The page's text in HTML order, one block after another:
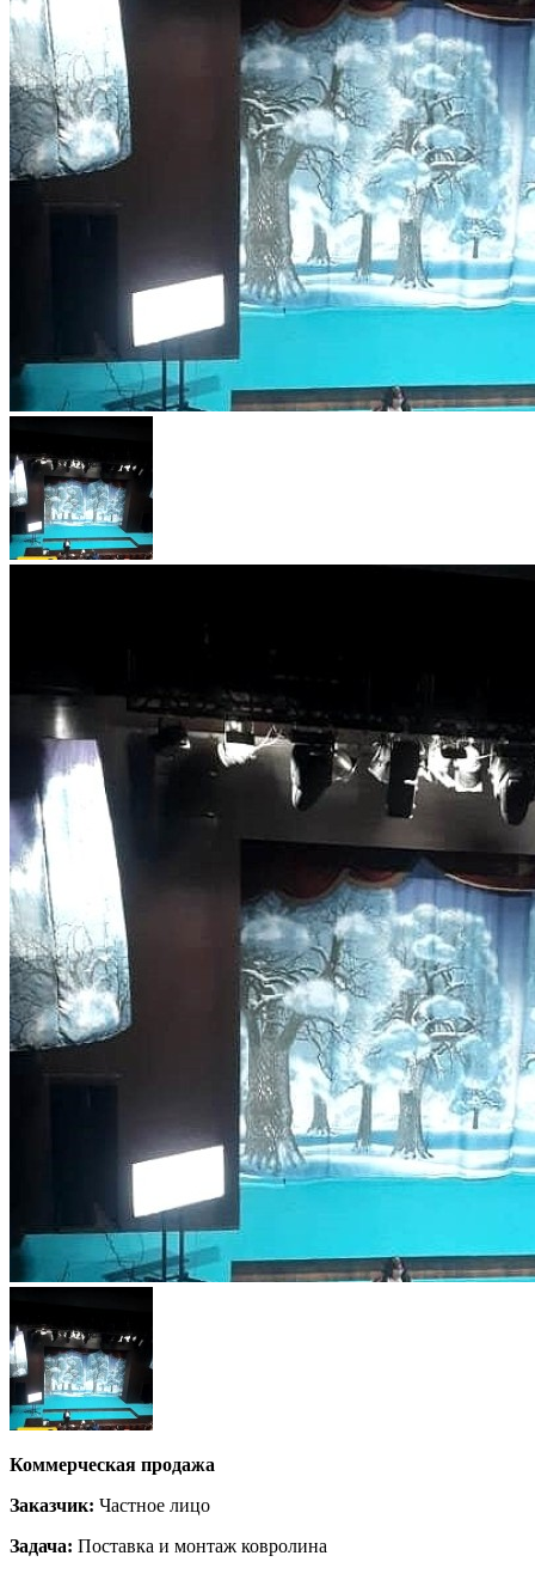
Коммерческая продажа
Заказчик: Частное лицо
Задача: Поставка и монтаж ковролина